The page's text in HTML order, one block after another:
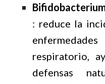
: reduce la
respiratorio,
defensas